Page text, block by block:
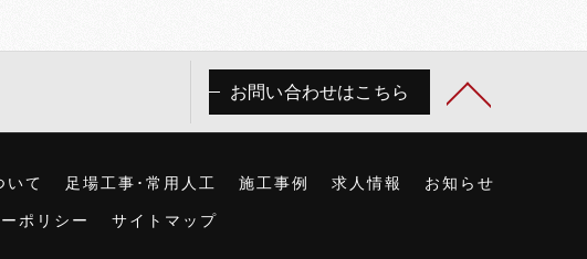
お問い合わせはこちら
いて 足場工事･常用人工 施工事例 求人情報 お知らせ
ポリシー サイトマップ